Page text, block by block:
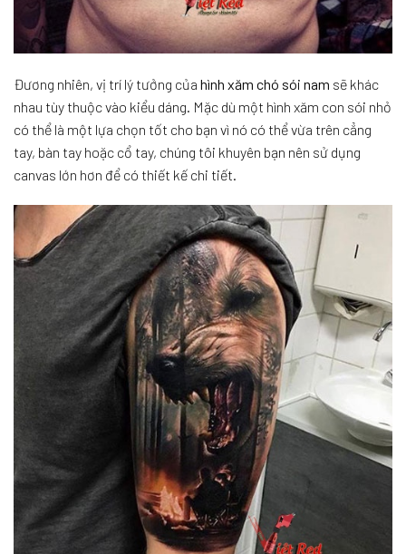
Đương nhiên, vị trí lý tưởng của hình xăm chó sói nam sẽ khác
nhau tùy thuộc vào kiểu dáng. Mặc dù một hình xăm con sói nhỏ
có thể là một lựa chọn tốt cho bạn vì nó có thể vừa trên cẳng
tay, bàn tay hoặc cổ tay, chúng tôi khuyên bạn nên sử dụng
canvas lớn hơn để có thiết kế chi tiết.